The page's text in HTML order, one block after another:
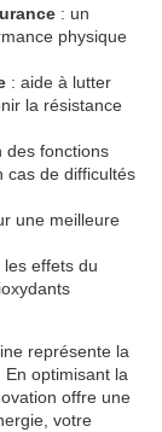
: un
physique
: aide à lutter
la résistance
des fonctions
cas de difficultés
une meilleure
les effets du
représente la
optimisant la
offre une
votre